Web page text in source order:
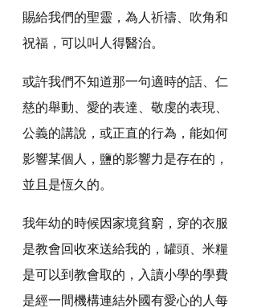
賜給我們的聖靈，為人祈禱、吹角和
祝福，可以叫人得醫治。
或許我們不知道那一句適時的話、仁
慈的舉動、愛的表達、敬虔的表現、
公義的講說，或正直的行為，能如何
影響某個人，鹽的影響力是存在的，
並且是恆久的。
我年幼的時候因家境貧窮，穿的衣服
是教會回收來送給我的，罐頭、米糧
是可以到教會取的，入讀小學的學費
是經一間機構連結外國有愛心的人每